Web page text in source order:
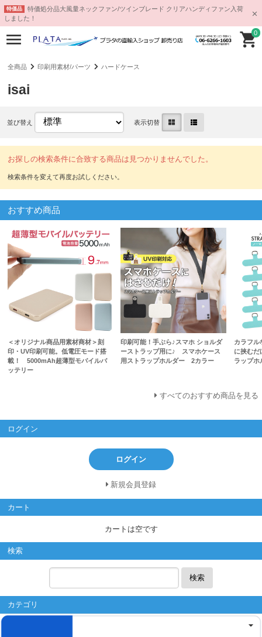
特価品
特価処分品大風量ネックファン/ツインブレード クリアハンディファン入荷
しました！
0
全商品 印刷用素材/パーツ ハードケース
isai
並び替え 表示切替
お探しの検索条件に合致する商品は見つかりませんでした。
おすすめ商品
＜オリジナル商品用素材商材＞刻
印・UV印刷可能。低電圧モード搭
載！ 5000mAh超薄型モバイルバ
ッテリー
印刷可能！手ぶら♪スマホ ショルダ
ーストラップ用に♪ スマホケース
用ストラップホルダー 2カラー
カラフル
に挟む
ラップホ
すべてのおすすめ商品を見る
ログイン
ログイン
新規会員登録
カート
カートは空です
検索
検索
カテゴリ